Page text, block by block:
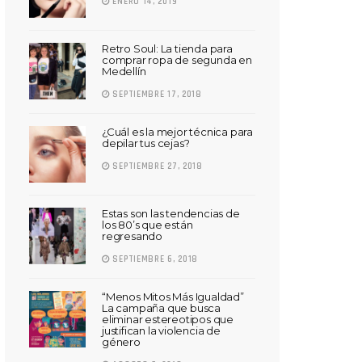
Retro Soul: La tienda para
comprar ropa de segunda en
Medellín
SEPTIEMBRE 17, 2018
¿Cuál es la mejor técnica para
depilar tus cejas?
SEPTIEMBRE 27, 2018
Estas son las tendencias de
los 80’s que están
regresando
SEPTIEMBRE 6, 2018
“Menos Mitos Más Igualdad”
La campaña que busca
eliminar estereotipos que
justifican la violencia de
género